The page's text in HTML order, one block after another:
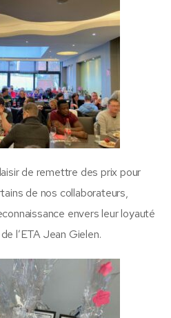
de remettre des prix pour
de nos collaborateurs,
envers leur loyauté
l’ETA Jean Gielen.